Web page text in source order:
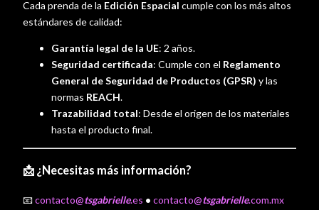
Cada prenda de la Edición Espacial cumple con los más altos
estándares de calidad:
Garantía legal de la UE: 2 años.
Seguridad certificada: Cumple con el Reglamento
General de Seguridad de Productos (GPSR) y las
normas REACH.
Trazabilidad total: Desde el origen de los materiales
hasta el producto final.
📩 ¿Necesitas más información?
📧contacto@tsgabrielle.es • contacto@tsgabrielle.com.mx